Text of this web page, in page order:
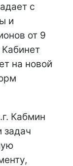
с
и
от 9
Кабинет
на новой
Кабмин
задач